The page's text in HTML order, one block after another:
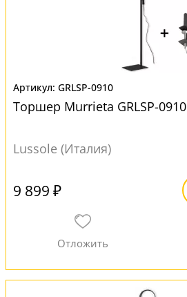
GRLSP-0910
Торшер Murrieta GRLSP-0910
Lussole (Италия)
9 899 ₽